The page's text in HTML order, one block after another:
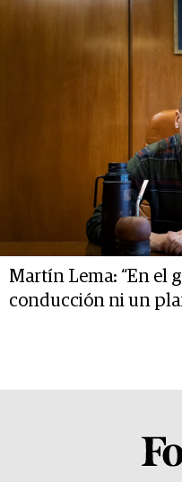
Martín Lema: “En el
conducción ni un